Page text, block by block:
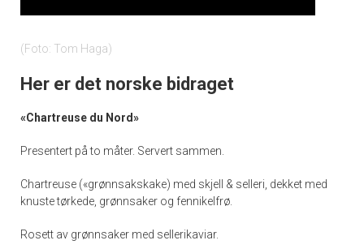
Foto: Tom Haga
Her er det norske bidraget
«Chartreuse du Nord»
Presentert på to måter. Servert sammen.
Chartreuse («grønnsakskake) med skjell & selleri, dekket med
knuste tørkede, grønnsaker og fennikelfrø.
Rosett av grønnsaker med sellerikaviar.